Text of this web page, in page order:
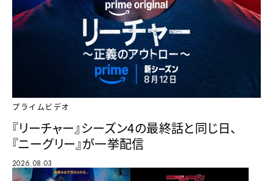
プライムビデオ
『リーチャー』シーズン4の最終話と同じ日、
『ニーグリー』が一挙配信
2026.08.03